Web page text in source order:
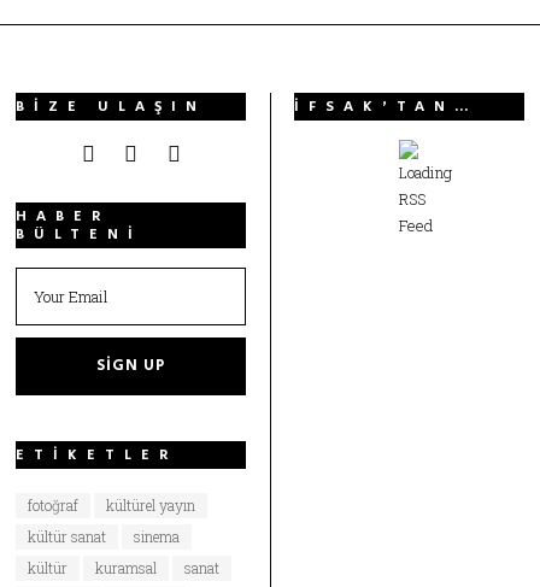
BIZE ULAŞIN
HABER
BÜLTENI
ETIKETLER
fotoğraf
kültürel yayın
kültür sanat
sinema
kültür
kuramsal
sanat
İFSAK’TAN…